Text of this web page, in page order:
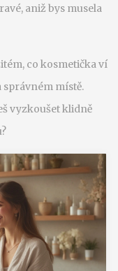
aniž bys musela
co kosmetička ví
správném místě.
vyzkoušet klidně